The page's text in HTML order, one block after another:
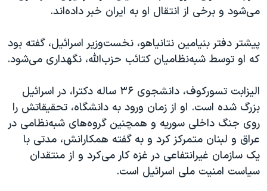
می‌شود و برخی از انتقال او به ایران خبر داده‌اند.
پیشتر دفتر بنیامین نتانیاهو، نخست‌وزیر اسرائیل، گفته بود
که او توسط شبه‌نظامیان کتائب حزب‌الله، نگهداری می‌شود.
الیزابت تسورکوف، دانشجوی ۳۶ ساله دکترا، در اسرائیل
بزرگ شده است. او از زمان ورود به دانشگاه، تحقیقاتش را
روی جنگ داخلی سوریه و همچنین گروه‌های شبه‌نظامی در
عراق و لبنان متمرکز کرد و به گفته همکارانش، مدتی با
یک سازمان غیرانتفاعی در غزه کار می‌کرد و از منتقدان
سیاست امنیت ملی اسرائیل است.